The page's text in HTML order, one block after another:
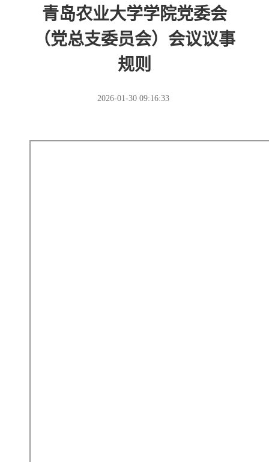
青岛农业大学学院党委会
（党总支委员会）会议议事
规则
2026-01-30 09:16:33